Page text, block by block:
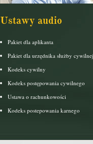
Ustawy audio
Pakiet dla aplikanta
Pakiet dla urzędnika służby cywilnej
Kodeks cywilny
Kodeks postępowania cywilnego
Ustawa o rachunkowości
Kodeks postepowania karnego